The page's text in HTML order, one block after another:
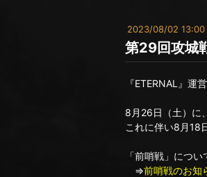
2023/08/02 13:00
第29回攻城
『ETERNAL』運
8月26日（土）に
これに伴い8月18
「前哨戦」につ
⇒前哨戦のお知